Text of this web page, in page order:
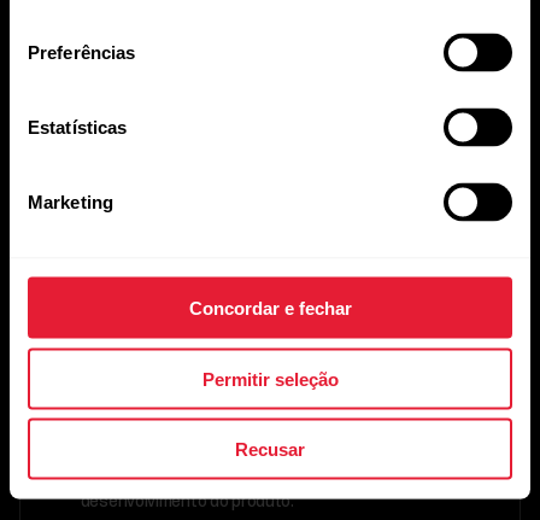
Preferências
Estatísticas
Marketing
Concordar e fechar
Permitir seleção
Recusar
Canadian Sport Institute
Canadian Sport Institute Calgary fornece
informações objetivas e relevantes para ajudar as
úteis para seus clientes. Com o nosso profundo
perceções do consumidor, oferecemos testes
imparciais de produtos de outras entidades para
desporto, condição física, bem-estar e empresas
de tecnologia em todos as etapas do ciclo de
desenvolvimento do produto.